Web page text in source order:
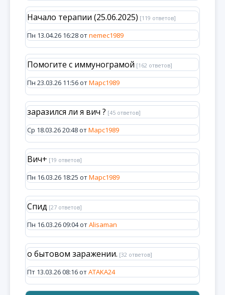
Начало терапии (25.06.2025) [119 ответов]
Пн 13.04.26 16:28 отnemec1989
Помогите с иммунограмой [162 ответов]
Пн 23.03.26 11:56 отМарс1989
заразился ли я вич ? [45 ответов]
Ср 18.03.26 20:48 отМарс1989
Вич+ [19 ответов]
Пн 16.03.26 18:25 отМарс1989
Спид [27 ответов]
Пн 16.03.26 09:04 отAlisaman
о бытовом заражении. [32 ответов]
Пт 13.03.26 08:16 отATAKA24